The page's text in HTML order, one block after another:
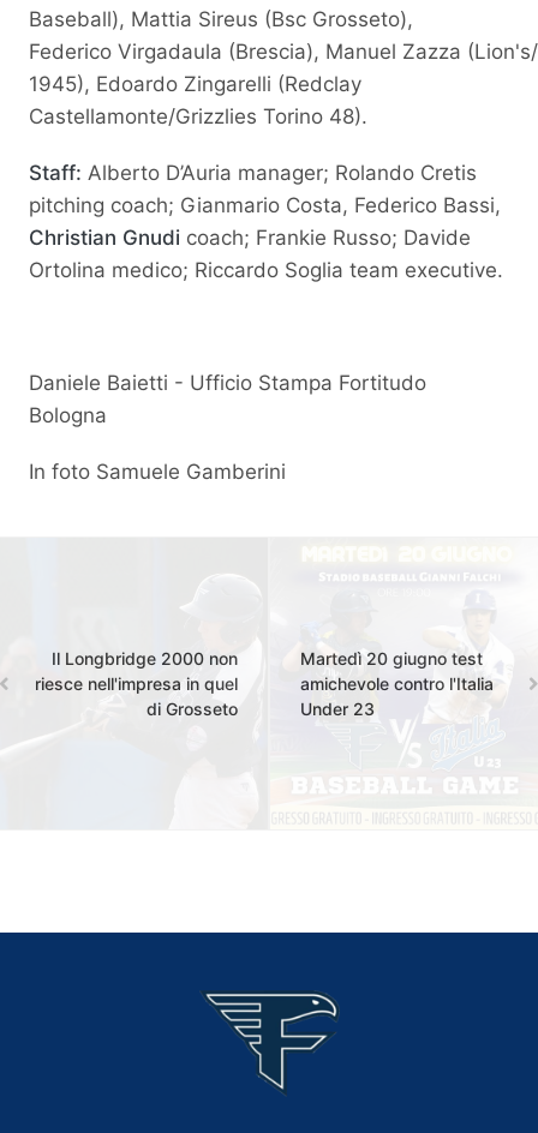
Baseball), Mattia Sireus (Bsc Grosseto),
Federico Virgadaula (Brescia), Manuel Zazza
1945), Edoardo Zingarelli (Redclay
Castellamonte/Grizzlies Torino 48).
Staff: Alberto D’Auria manager; Rolando Cretis
pitching coach; Gianmario Costa, Federico Bassi,
Christian Gnudi coach; Frankie Russo; Davide
Ortolina medico; Riccardo Soglia team executive.
Daniele Baietti - Ufficio Stampa Fortitudo
Bologna
In foto Samuele Gamberini
Il Longbridge 2000 non
riesce nell'impresa in quel
di Grosseto
Martedì 20 giugno test
amichevole contro l'Italia
Under 23